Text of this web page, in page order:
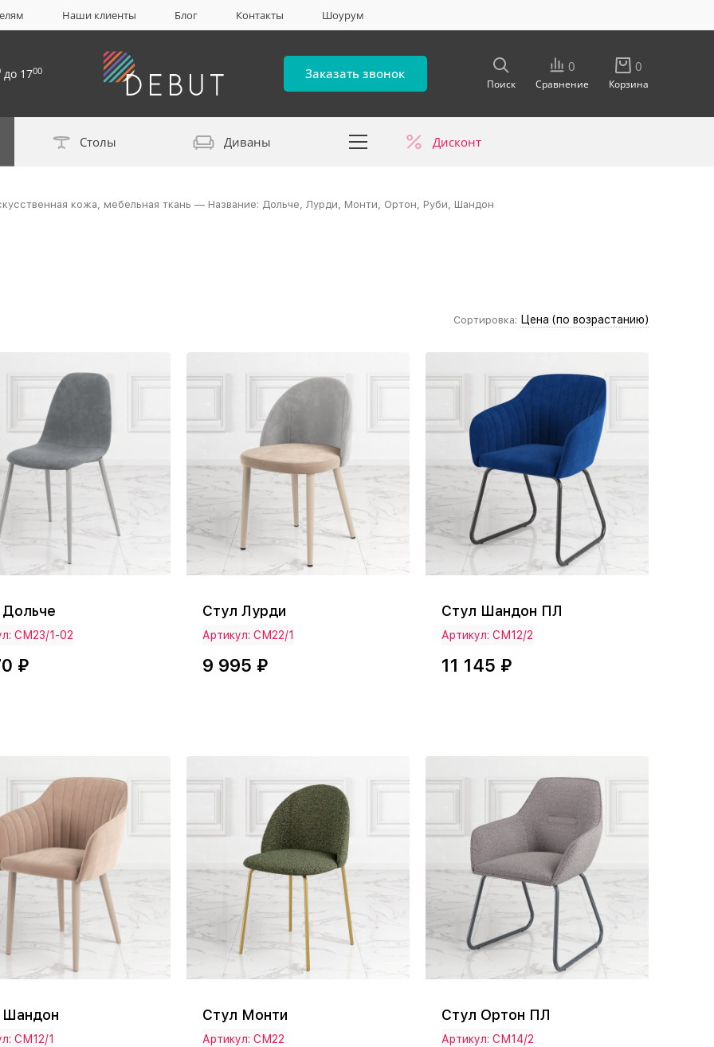
Наши клиенты Блог Контакты Шоурум
до 1700 Заказать звонок
Поиск
0
Сравнение
0
Корзина
Столы Диваны Дисконт
кожа, мебельная ткань — Название: Дольче, Лурди, Монти, Ортон, Руби, Шандон
Сортировка: Цена (по возрастанию)
СМ23/1-02
₽
Стул Лурди
Артикул: СМ22/1
9 995 ₽
Стул Шандон ПЛ
Артикул: СМ12/2
11 145 ₽
Шандон
СМ12/1
Стул Монти
Артикул: СМ22
Стул Ортон ПЛ
Артикул: СМ14/2